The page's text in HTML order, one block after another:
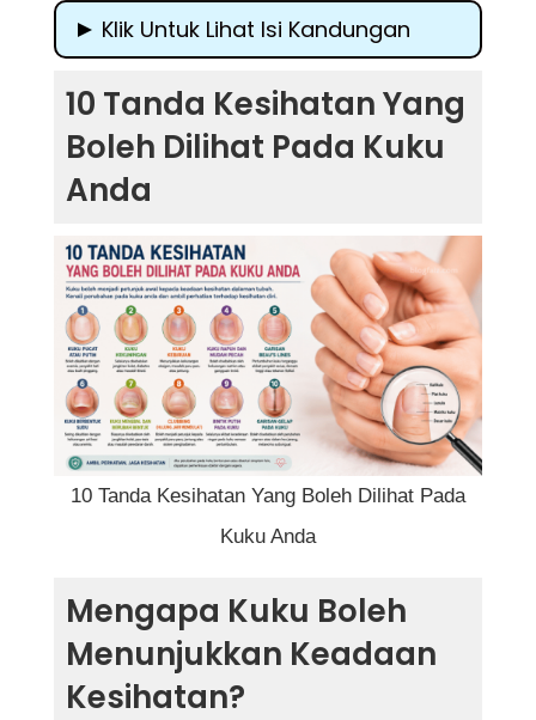
Klik Untuk Lihat Isi Kandungan
Pada Kuku Anda
Mengapa Kuku Boleh Menunjukkan
Keadaan Kesihatan?
1. Kuku Pucat atau Terlalu Putih
2. Kuku Kekuningan
3. Kuku Kebiruan
4. Kuku Rapuh dan Mudah Pecah
5. Garisan Melintang Pada Kuku (Beau's
Lines)
6. Kuku Berbentuk Sudu (Koilonychia)
7. Kuku Menebal dan Berubah Bentuk
9. Bintik Putih Pada Kuku
10. Garisan Gelap Pada Kuku
Jadual Ringkasan Tanda Kesihatan Yang
10 Tanda Kesihatan Yang
Boleh Dilihat Pada Kuku
Anda
10 Tanda Kesihatan Yang Boleh Dilihat Pada
Kuku Anda
Mengapa Kuku Boleh
Menunjukkan Keadaan
Kesihatan?